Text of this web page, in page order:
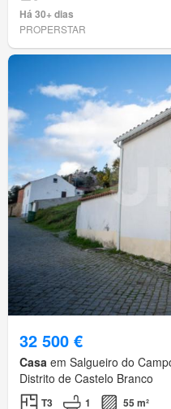
Há 30+ dias
PROPERSTAR
32 500 €
Casa em Salgueiro do
Distrito de Castelo Branco
T3 1 55 m²